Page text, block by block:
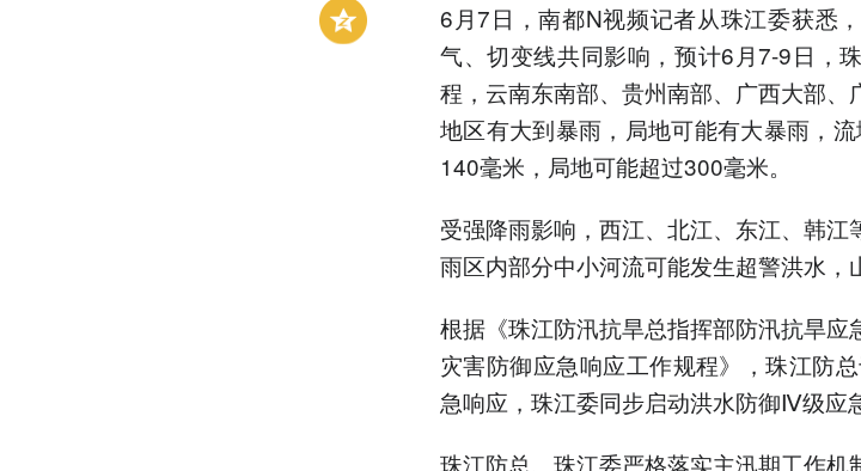
6月7日，南都N视频记者从珠江委获悉
气、切变线共同影响，预计6月7-9日，
程，云南东南部、贵州南部、广西大部
地区有大到暴雨，局地可能有大暴雨，
140毫米，局地可能超过300毫米。
受强降雨影响，西江、北江、东江、韩
雨区内部分中小河流可能发生超警洪水，
根据《珠江防汛抗旱总指挥部防汛抗旱
灾害防御应急响应工作规程》，珠江防
急响应，珠江委同步启动洪水防御Ⅳ级应
珠江防总、珠江委严格落实主汛期工作